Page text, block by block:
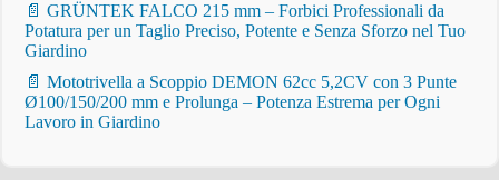
📄 GRÜNTEK FALCO 215 mm – Forbici Professionali da
Potatura per un Taglio Preciso, Potente e Senza Sforzo nel Tuo
Giardino
📄 Mototrivella a Scoppio DEMON 62cc 5,2CV con 3 Punte
Ø100/150/200 mm e Prolunga – Potenza Estrema per Ogni
Lavoro in Giardino